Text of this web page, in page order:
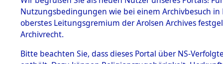
BESTÄNDE
Nutzungsbedingungen wie bei einem Archivbesuch
oberstes Leitungsgremium der Arolsen Archives
Archivrecht.
Bitte beachten Sie, dass dieses Portal über NS-